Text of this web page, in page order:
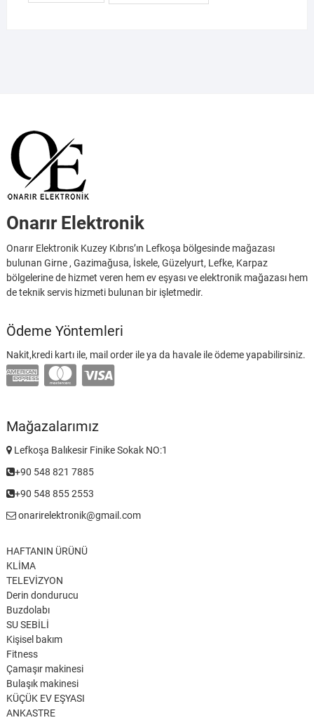
Onarır Elektronik
Onarır Elektronik Kuzey Kıbrıs’ın Lefkoşa bölgesinde mağazası
bulunan Girne , Gazimağusa, İskele, Güzelyurt, Lefke, Karpaz
bölgelerine de hizmet veren hem ev eşyası ve elektronik mağazası hem
de teknik servis hizmeti bulunan bir işletmedir.
Ödeme Yöntemleri
Nakit,kredi kartı ile, mail order ile ya da havale ile ödeme yapabilirsiniz.
Mağazalarımız
Lefkoşa Balıkesir Finike Sokak NO:1
+90 548 821 7885
+90 548 855 2553
onarirelektronik@gmail.com
HAFTANIN ÜRÜNÜ
KLİMA
TELEVİZYON
Derin dondurucu
Buzdolabı
SU SEBİLİ
Kişisel bakım
Fitness
Çamaşır makinesi
Bulaşık makinesi
KÜÇÜK EV EŞYASI
ANKASTRE